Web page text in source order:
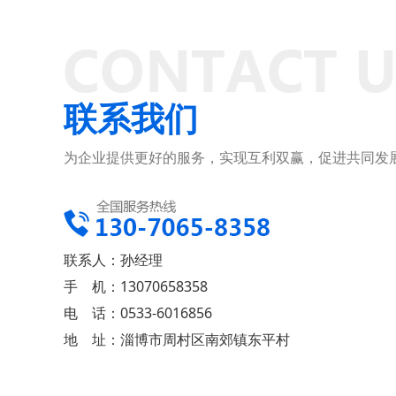
联系我们
为企业提供更好的服务，实现互利双赢，促进共同发
联系人：孙经理
手 机：13070658358
电 话：0533-6016856
地 址：淄博市周村区南郊镇东平村